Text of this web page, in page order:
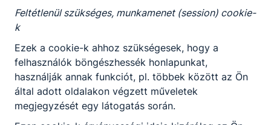
Feltétlenül szükséges, munkamenet (session) cookie-
k
Ezek a cookie-k ahhoz szükségesek, hogy a
felhasználók böngészhessék honlapunkat,
használják annak funkciót, pl. többek között az Ön
által adott oldalakon végzett műveletek
megjegyzését egy látogatás során.